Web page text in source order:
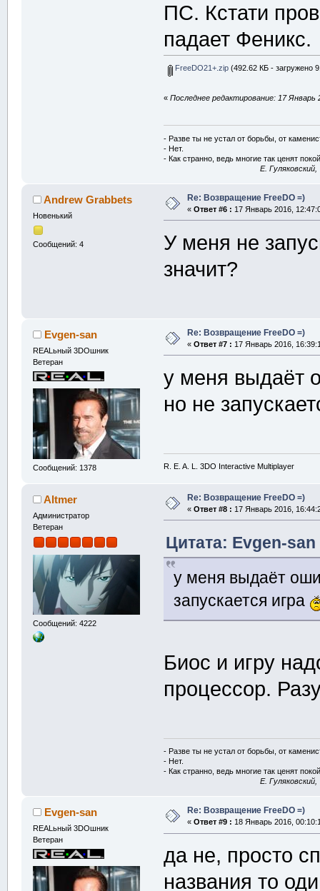
ПС. Кстати
падает Феникс.
FreeDO21+.zip(492.62 КБ - загружено
«Последнее редактирование: 17 Январь
- Разве ты не устал от борьбы, от
- Нет.
- Как странно, ведь многие так ценят
E.
Andrew Grabbets
Новенький
Сообщений: 4
Re: Возвращение FreeDO =)
« Ответ #6 : 17 Январь 2016,
У меня не
значит?
Evgen-san
REALьный 3DOшник
Ветеран
Сообщений: 1378
Re: Возвращение FreeDO =)
« Ответ #7 : 17 Январь 2016,
у меня выдаёт
но не
R. E. A. L. 3DO Interactive Multiplayer
Altmer
Администратор
Ветеран
Сообщений: 4222
Re: Возвращение FreeDO =)
« Ответ #8 : 17 Январь 2016,
Цитата: Evgen-
у меня выдаёт
запускается игра
Биос и игру
процессор.
- Разве ты не устал от борьбы, от
- Нет.
- Как странно, ведь многие так ценят
E.
Evgen-san
REALьный 3DOшник
Ветеран
Re: Возвращение FreeDO =)
« Ответ #9 : 18 Январь 2016,
да не, просто
названия то